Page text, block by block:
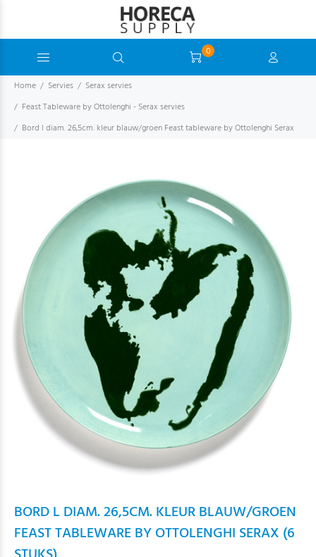
0
Home Servies
Serax servies
Feast Tableware by Ottolenghi - Serax servies
Bord l diam. 26,5cm. kleur blauw/groen Feast tableware by Ottolenghi Serax
BORD L DIAM. 26,5CM. KLEUR BLAUW/GROEN
FEAST TABLEWARE BY OTTOLENGHI SERAX (6